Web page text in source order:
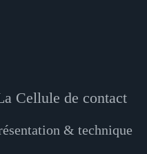
Cellule de contact
& technique